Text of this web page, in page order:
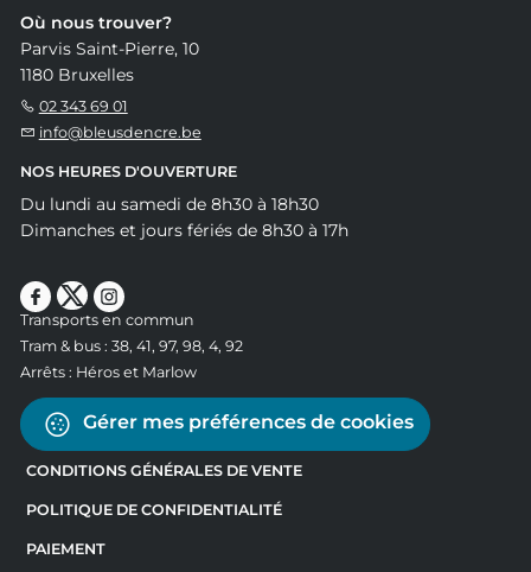
Où nous trouver?
Parvis Saint-Pierre, 10
1180 Bruxelles
02 343 69 01
info@bleusdencre.be
NOS HEURES D'OUVERTURE
Du lundi au samedi de 8h30 à 18h30
Dimanches et jours fériés de 8h30 à 17h
Transports en commun
Tram & bus : 38, 41, 97, 98, 4, 92
Arrêts : Héros et Marlow
Gérer mes préférences de cookies
CONDITIONS GÉNÉRALES DE VENTE
POLITIQUE DE CONFIDENTIALITÉ
PAIEMENT